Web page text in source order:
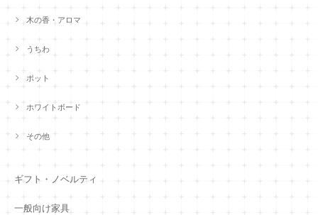
木の香・アロマ
うちわ
ポット
ホワイトボード
その他
ギフト・ノベルティ
一般向け家具